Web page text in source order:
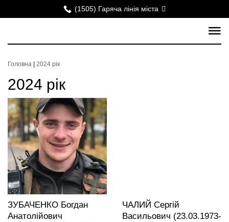
(1505) Гаряча лінія міста
Головна 2024 рік
2024 рік
ЗУБАЧЕНКО Богдан
Анатолійович
ЧАЛИЙ Сергій
Васильович (23.03.1973-